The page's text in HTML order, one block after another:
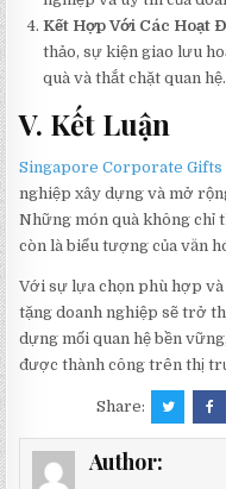
Kết Hợp Với Các Hoạt
thảo, sự kiện giao lưu
quà và thắt chặt quan hệ.
V. Kết Luận
Singapore Corporate Gifts
nghiệp xây dựng và mở
Những món quà không chỉ
còn là biểu tượng của văn
Với sự lựa chọn phù hợp
tặng doanh nghiệp sẽ trở
dựng mối quan hệ bền
được thành công trên thị
Share:
Author: